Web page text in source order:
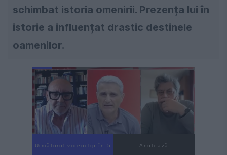
schimbat istoria omenirii. Prezența lui în
istorie a influențat drastic destinele
oamenilor.
Următorul videoclip în 4 Anulează